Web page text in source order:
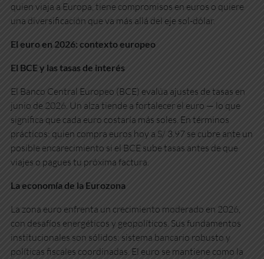
quien viaja a Europa, tiene compromisos en euros o quiere
una diversificación que va más allá del eje sol-dólar.
El euro en 2026: contexto europeo
El BCE y las tasas de interés
El Banco Central Europeo (BCE) evalúa ajustes de tasas en
junio de 2026. Un alza tiende a fortalecer el euro — lo que
significa que cada euro costaría más soles. En términos
prácticos: quien compra euros hoy a S/ 3.97 se cubre ante un
posible encarecimiento si el BCE sube tasas antes de que
viajes o pagues tu próxima factura.
La economía de la Eurozona
La zona euro enfrenta un crecimiento moderado en 2026,
con desafíos energéticos y geopolíticos. Sus fundamentos
institucionales son sólidos: sistema bancario robusto y
políticas fiscales coordinadas. El euro se mantiene como la